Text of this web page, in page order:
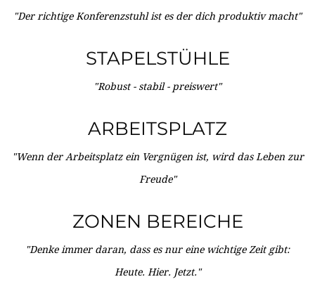
"Der richtige Konferenzstuhl ist es der dich produktiv macht"
STAPELSTÜHLE
"Robust - stabil - preiswert"
ARBEITSPLATZ
"Wenn der Arbeitsplatz ein Vergnügen ist, wird das Leben zur
Freude"
ZONEN BEREICHE
"Denke immer daran, dass es nur eine wichtige Zeit gibt:
Heute. Hier. Jetzt."